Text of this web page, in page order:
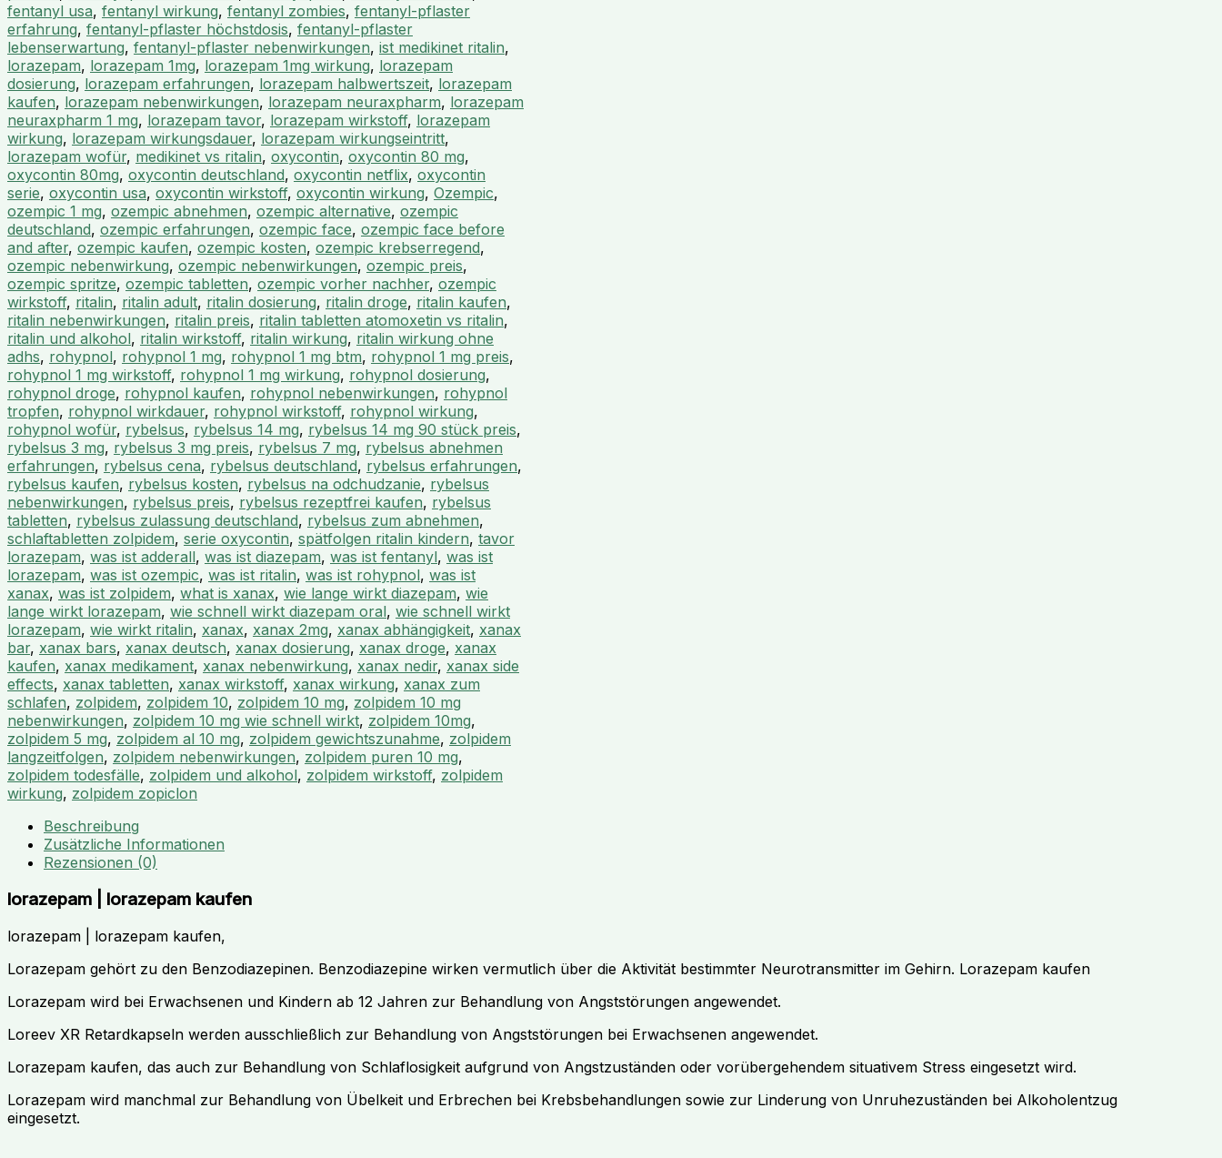
fentanyl usa, fentanyl wirkung, fentanyl zombies, fentanyl-pflaster
erfahrung, fentanyl-pflaster höchstdosis, fentanyl-pflaster
lebenserwartung, fentanyl-pflaster nebenwirkungen, ist medikinet ritalin,
lorazepam, lorazepam 1mg, lorazepam 1mg wirkung, lorazepam
dosierung, lorazepam erfahrungen, lorazepam halbwertszeit, lorazepam
kaufen, lorazepam nebenwirkungen, lorazepam neuraxpharm, lorazepam
neuraxpharm 1 mg, lorazepam tavor, lorazepam wirkstoff, lorazepam
wirkung, lorazepam wirkungsdauer, lorazepam wirkungseintritt,
lorazepam wofür, medikinet vs ritalin, oxycontin, oxycontin 80 mg,
oxycontin 80mg, oxycontin deutschland, oxycontin netflix, oxycontin
serie, oxycontin usa, oxycontin wirkstoff, oxycontin wirkung, Ozempic,
ozempic 1 mg, ozempic abnehmen, ozempic alternative, ozempic
deutschland, ozempic erfahrungen, ozempic face, ozempic face before
and after, ozempic kaufen, ozempic kosten, ozempic krebserregend,
ozempic nebenwirkung, ozempic nebenwirkungen, ozempic preis,
ozempic spritze, ozempic tabletten, ozempic vorher nachher, ozempic
wirkstoff, ritalin, ritalin adult, ritalin dosierung, ritalin droge, ritalin kaufen,
ritalin nebenwirkungen, ritalin preis, ritalin tabletten atomoxetin vs ritalin,
ritalin und alkohol, ritalin wirkstoff, ritalin wirkung, ritalin wirkung ohne
adhs, rohypnol, rohypnol 1 mg, rohypnol 1 mg btm, rohypnol 1 mg preis,
rohypnol 1 mg wirkstoff, rohypnol 1 mg wirkung, rohypnol dosierung,
rohypnol droge, rohypnol kaufen, rohypnol nebenwirkungen, rohypnol
tropfen, rohypnol wirkdauer, rohypnol wirkstoff, rohypnol wirkung,
rohypnol wofür, rybelsus, rybelsus 14 mg, rybelsus 14 mg 90 stück preis,
rybelsus 3 mg, rybelsus 3 mg preis, rybelsus 7 mg, rybelsus abnehmen
erfahrungen, rybelsus cena, rybelsus deutschland, rybelsus erfahrungen,
rybelsus kaufen, rybelsus kosten, rybelsus na odchudzanie, rybelsus
nebenwirkungen, rybelsus preis, rybelsus rezeptfrei kaufen, rybelsus
tabletten, rybelsus zulassung deutschland, rybelsus zum abnehmen,
schlaftabletten zolpidem, serie oxycontin, spätfolgen ritalin kindern, tavor
lorazepam, was ist adderall, was ist diazepam, was ist fentanyl, was ist
lorazepam, was ist ozempic, was ist ritalin, was ist rohypnol, was ist
xanax, was ist zolpidem, what is xanax, wie lange wirkt diazepam, wie
lange wirkt lorazepam, wie schnell wirkt diazepam oral, wie schnell wirkt
lorazepam, wie wirkt ritalin, xanax, xanax 2mg, xanax abhängigkeit, xanax
bar, xanax bars, xanax deutsch, xanax dosierung, xanax droge, xanax
kaufen, xanax medikament, xanax nebenwirkung, xanax nedir, xanax side
effects, xanax tabletten, xanax wirkstoff, xanax wirkung, xanax zum
schlafen, zolpidem, zolpidem 10, zolpidem 10 mg, zolpidem 10 mg
nebenwirkungen, zolpidem 10 mg wie schnell wirkt, zolpidem 10mg,
zolpidem 5 mg, zolpidem al 10 mg, zolpidem gewichtszunahme, zolpidem
langzeitfolgen, zolpidem nebenwirkungen, zolpidem puren 10 mg,
zolpidem todesfälle, zolpidem und alkohol, zolpidem wirkstoff, zolpidem
wirkung, zolpidem zopiclon
Beschreibung
Zusätzliche Informationen
Rezensionen (0)
lorazepam | lorazepam kaufen
lorazepam | lorazepam kaufen,
Lorazepam gehört zu den Benzodiazepinen. Benzodiazepine wirken vermutlich über die Aktivität bestimmter Neurotransmitter im Gehirn. Lorazepam kaufen
Lorazepam wird bei Erwachsenen und Kindern ab 12 Jahren zur Behandlung von Angststörungen angewendet.
Loreev XR Retardkapseln werden ausschließlich zur Behandlung von Angststörungen bei Erwachsenen angewendet.
Lorazepam kaufen, das auch zur Behandlung von Schlaflosigkeit aufgrund von Angstzuständen oder vorübergehendem situativem Stress eingesetzt wird.
Lorazepam wird manchmal zur Behandlung von Übelkeit und Erbrechen bei Krebsbehandlungen sowie zur Linderung von Unruhezuständen bei Alkoholentzug
eingesetzt.